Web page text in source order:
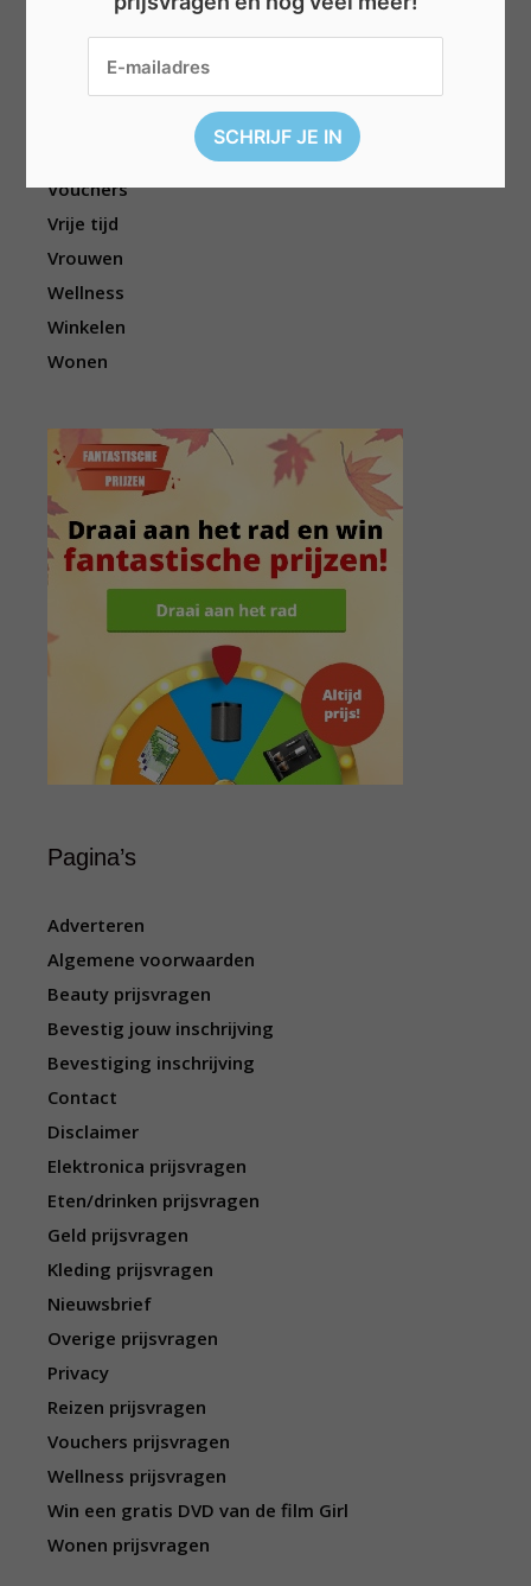
Vouchers
Vrije tijd
Vrouwen
Wellness
Winkelen
Wonen
Pagina’s
Adverteren
Algemene voorwaarden
Beauty prijsvragen
Bevestig jouw inschrijving
Bevestiging inschrijving
Contact
Disclaimer
Elektronica prijsvragen
Eten/drinken prijsvragen
Geld prijsvragen
Kleding prijsvragen
Nieuwsbrief
Overige prijsvragen
Privacy
Reizen prijsvragen
Vouchers prijsvragen
Wellness prijsvragen
Win een gratis DVD van de film Girl
Wonen prijsvragen